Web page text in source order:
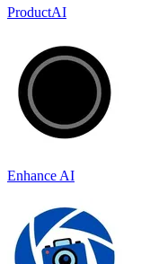
ProductAI
Enhance AI